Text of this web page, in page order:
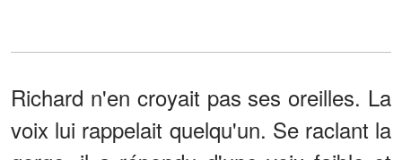
Richard n'en croyait pas ses oreilles. La
voix lui rappelait quelqu'un. Se raclant la